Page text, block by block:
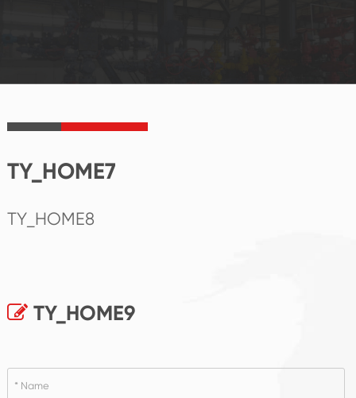
TY_HOME7
TY_HOME8
TY_HOME9